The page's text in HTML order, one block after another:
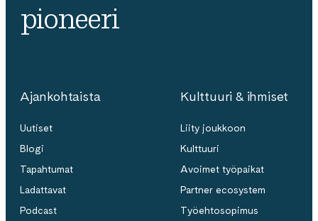
pioneeri
Ajankohtaista
Uutiset
Blogi
Tapahtumat
Ladattavat
Podcast
Kulttuuri & ihmiset
Liity joukkoon
Kulttuuri
Avoimet työpaikat
Partner ecosystem
Työehtosopimus